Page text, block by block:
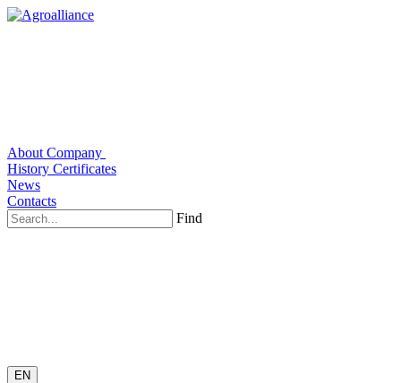
About Company
History Certificates
News
Contacts
Find
EN